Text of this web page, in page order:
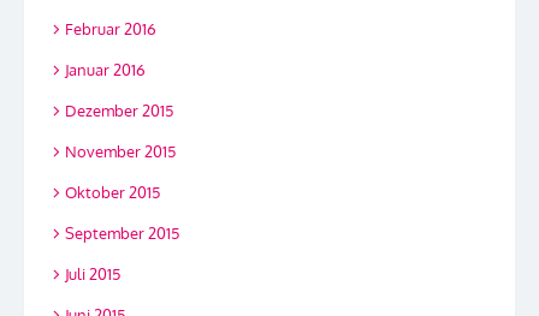
Februar 2016
Januar 2016
Dezember 2015
November 2015
Oktober 2015
September 2015
Juli 2015